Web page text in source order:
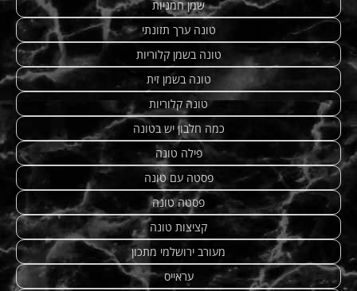
שמן חמניות
טונה ערך תזונתי
טונה בשמן קלוריות
טונה בשמן זית
טונה קלוריות
כמה חלבון יש בטונה
פילה טונה
פסטה עם טונה
פסטה טונה
קציצות טונה
מעורב ירושלמי מתכון
עראייס